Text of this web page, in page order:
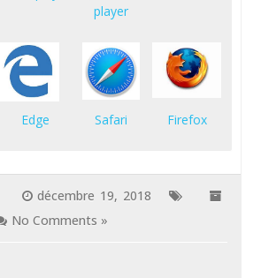
player
Edge Safari Firefox
décembre 19, 2018
No Comments »